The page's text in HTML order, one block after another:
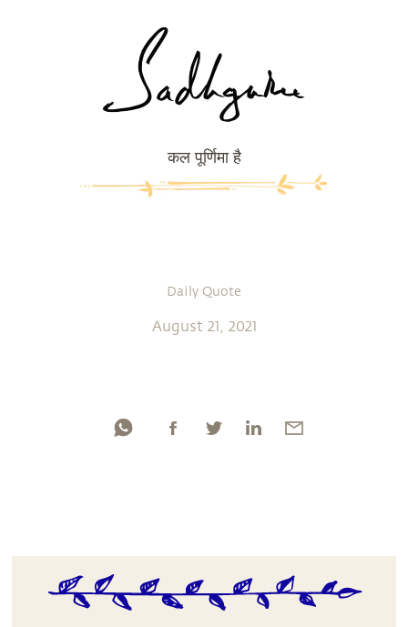
कल पूर्णिमा है
Daily Quote
August 21, 2021